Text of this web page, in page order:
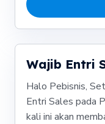
Wajib Entri
Halo Pebisnis,
Entri Sales pada
kali ini akan